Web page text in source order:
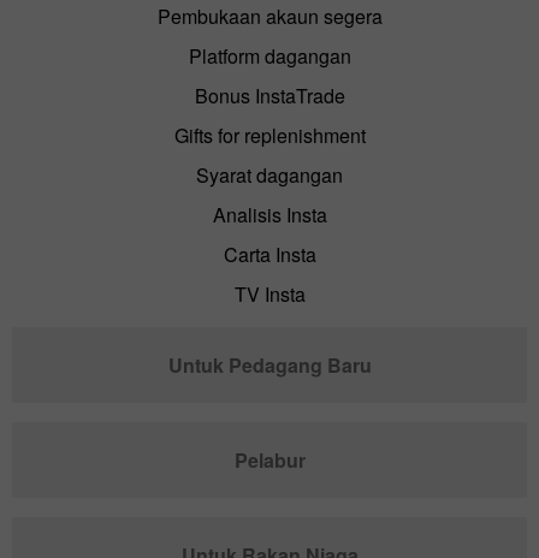
Pembukaan akaun segera
Platform dagangan
Bonus InstaTrade
Gifts for replenishment
Syarat dagangan
Analisis Insta
Carta Insta
TV Insta
Untuk Pedagang Baru
Pelabur